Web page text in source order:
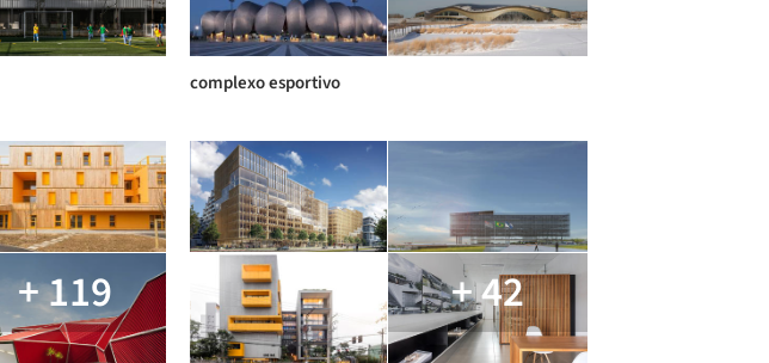
complexo esportivo
+ 119 + 42